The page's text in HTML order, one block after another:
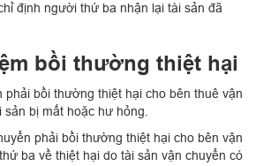
định người thứ ba nhận lại tài sản đã
bồi thường thiệt hại
phải bồi thường thiệt hại cho bên thuê vận
bị mất hoặc hư hỏng.
phải bồi thường thiệt hại cho bên vận
ba về thiệt hại do tài sản vận chuyển có